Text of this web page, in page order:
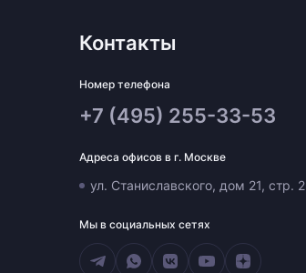
Контакты
Номер телефона
+7 (495) 255-33-53
Адреса офисов в г. Москве
ул. Станиславского, дом 21, стр. 2
Мы в социальных сетях